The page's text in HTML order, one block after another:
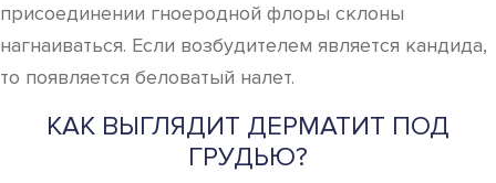
присоединении гноеродной флоры склоны
нагнаиваться. Если возбудителем является кандида,
то появляется беловатый налет.
КАК ВЫГЛЯДИТ ДЕРМАТИТ ПОД
ГРУДЬЮ?